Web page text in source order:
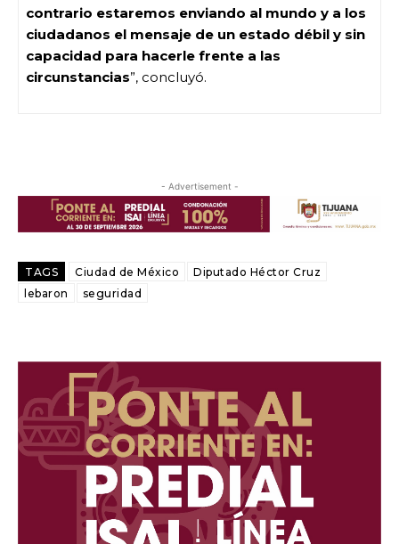
contrario estaremos enviando al mundo y a los
ciudadanos el mensaje de un estado débil y sin
capacidad para hacerle frente a las
circunstancias”, concluyó.
- Advertisement -
TAGS Ciudad de México
Diputado Héctor Cruz
lebaron
seguridad